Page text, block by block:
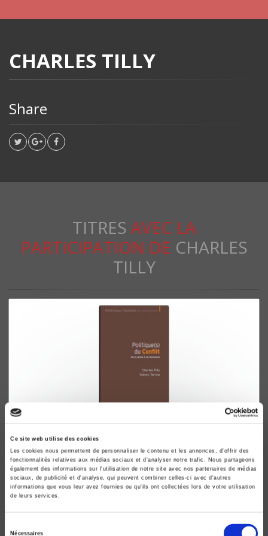
Ce site web utilise des cookies
Les cookies nous permettent de personnaliser le contenu et les annonces, d'offrir des
fonctionnalités relatives aux médias sociaux et d'analyser notre trafic. Nous partageons
également des informations sur l'utilisation de notre site avec nos partenaires de médias
sociaux, de publicité et d'analyse, qui peuvent combiner celles-ci avec d'autres
informations que vous leur avez fournies ou qu'ils ont collectées lors de votre utilisation
de leurs services.
Nécessaires
CHARLES TILLY
Share
TITRES AVEC LA
PARTICIPATION DE CHARLES
TILLY
Politique(s) du conflit
De la grève à la révolution
Sidney Tarrow, Charles Tilly